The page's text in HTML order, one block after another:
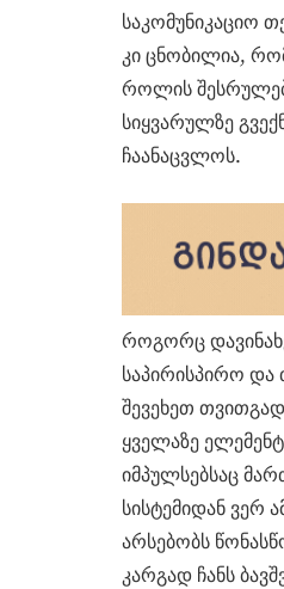
საკომუნიკაციო
კი ცნობილია,
როლის
სიყვარულზე
ჩაანაცვლოს.
როგორც
საპირისპირო და
შევეხეთ
ყველაზე
იმპულსებსაც
სისტემიდან ვერ
არსებობს
კარგად ჩანს